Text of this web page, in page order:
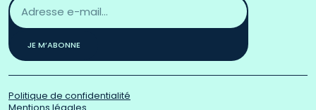
email
*
JE M’ABONNE
Politique de confidentialité
Mentions légales